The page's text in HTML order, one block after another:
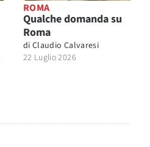
ROMA
Qualche domanda su
Roma
di Claudio Calvaresi
22 Luglio 2026